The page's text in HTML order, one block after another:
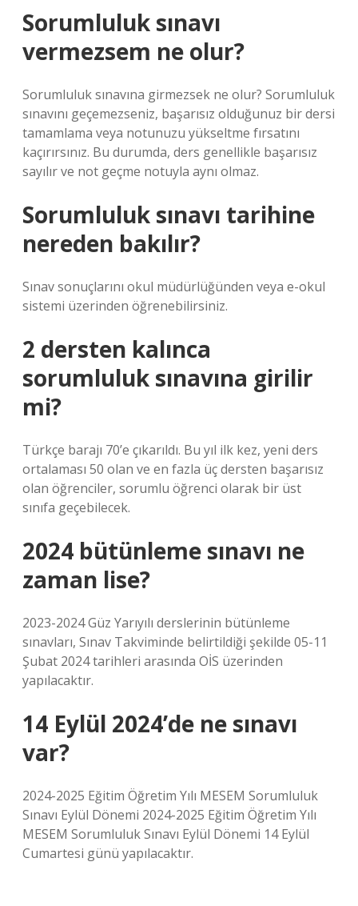
Sorumluluk sınavı
vermezsem ne olur?
Sorumluluk sınavına girmezsek ne olur? Sorumluluk
sınavını geçemezseniz, başarısız olduğunuz bir dersi
tamamlama veya notunuzu yükseltme fırsatını
kaçırırsınız. Bu durumda, ders genellikle başarısız
sayılır ve not geçme notuyla aynı olmaz.
Sorumluluk sınavı tarihine
nereden bakılır?
Sınav sonuçlarını okul müdürlüğünden veya e-okul
sistemi üzerinden öğrenebilirsiniz.
2 dersten kalınca
sorumluluk sınavına girilir
mi?
Türkçe barajı 70’e çıkarıldı. Bu yıl ilk kez, yeni ders
ortalaması 50 olan ve en fazla üç dersten başarısız
olan öğrenciler, sorumlu öğrenci olarak bir üst
sınıfa geçebilecek.
2024 bütünleme sınavı ne
zaman lise?
2023-2024 Güz Yarıyılı derslerinin bütünleme
sınavları, Sınav Takviminde belirtildiği şekilde 05-11
Şubat 2024 tarihleri ​​arasında OİS üzerinden
yapılacaktır.
14 Eylül 2024’de ne sınavı
var?
2024-2025 Eğitim Öğretim Yılı MESEM Sorumluluk
Sınavı Eylül Dönemi 2024-2025 Eğitim Öğretim Yılı
MESEM Sorumluluk Sınavı Eylül Dönemi 14 Eylül
Cumartesi günü yapılacaktır.